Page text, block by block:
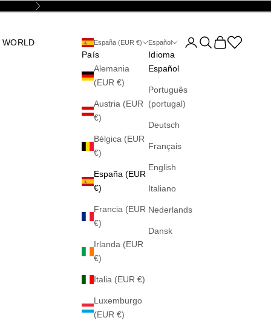
Siguiente
WORLD España (EUR €)
País
Alemania
(EUR €)
Austria (EUR
€)
Bélgica (EUR
€)
España (EUR
€)
Francia (EUR
€)
Irlanda (EUR
€)
Italia (EUR €)
Luxemburgo
(EUR €)
Español
Idioma
Español
Português
(portugal)
Deutsch
Français
English
Italiano
Nederlands
Dansk
Abrir página de la
Abrir búsqueda
Abrir cesta
Abrir la